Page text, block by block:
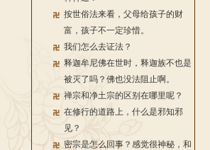
按世俗法来看，父母给孩子的财
富，孩子不一定珍惜。
我们怎么去证法？
释迦牟尼佛在世时，释迦族不也是
被灭了吗？佛也没法阻止啊。
禅宗和净土宗的区别在哪里呢？
在修行的道路上，什么是邪知邪
见？
密宗是怎么回事？感觉很神秘，和